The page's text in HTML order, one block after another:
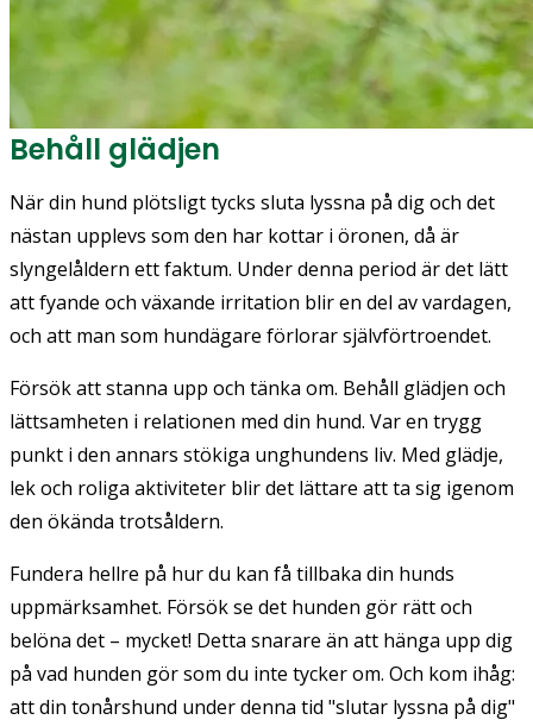
Behåll glädjen
När din hund plötsligt tycks sluta lyssna på dig och det
nästan upplevs som den har kottar i öronen, då är
slyngelåldern ett faktum. Under denna period är det lätt
att fyande och växande irritation blir en del av vardagen,
och att man som hundägare förlorar självförtroendet.
Försök att stanna upp och tänka om. Behåll glädjen och
lättsamheten i relationen med din hund. Var en trygg
punkt i den annars stökiga unghundens liv. Med glädje,
lek och roliga aktiviteter blir det lättare att ta sig igenom
den ökända trotsåldern.
Fundera hellre på hur du kan få tillbaka din hunds
uppmärksamhet. Försök se det hunden gör rätt och
belöna det – mycket! Detta snarare än att hänga upp dig
på vad hunden gör som du inte tycker om. Och kom ihåg:
att din tonårshund under denna tid "slutar lyssna på dig"